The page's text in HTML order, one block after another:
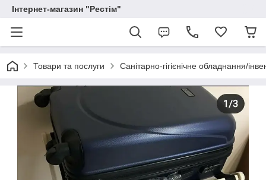
Інтернет-магазин "Рестім"
Товари та послуги Санітарно-гігієнічне обладнання/